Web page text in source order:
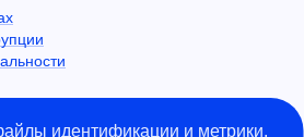
идентификации и метрики.